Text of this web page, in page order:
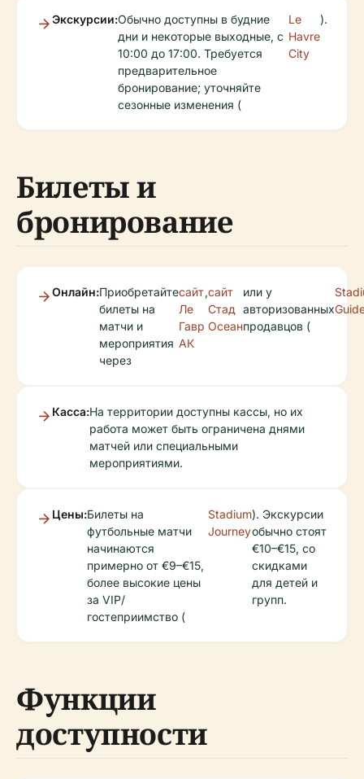
Экскурсии:Обычно доступны в будние
дни и некоторые выходные, с
10:00 до 17:00. Требуется
предварительное
бронирование; уточняйте
сезонные изменения (
Le
Havre
City
).
Билеты и
бронирование
Онлайн:Приобретайте
билеты на
матчи и
мероприятия
через
сайт
Ле
Гавр
АК
,сайт
Стад
Осеан
или у
авторизованных
продавцов (
Касса:На территории доступны кассы, но их
работа может быть ограничена днями
матчей или специальными
мероприятиями.
Цены:Билеты на
футбольные матчи
начинаются
примерно от €9–€15,
более высокие цены
за VIP/
гостеприимство (
Stadium
Journey
). Экскурсии
обычно стоят
€10–€15, со
скидками
для детей и
групп.
Функции
доступности